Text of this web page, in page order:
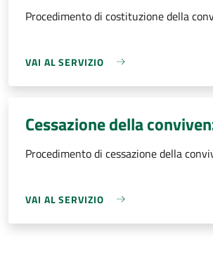
Procedimento di costituzione della
VAI AL SERVIZIO
Cessazione della
Procedimento di cessazione della
VAI AL SERVIZIO